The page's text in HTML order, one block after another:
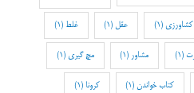
(1) عقل (1) غلط (1)
(1) مشاور (1) مچ گیری (1)
کتاب خواندن (1) کرونا (1)